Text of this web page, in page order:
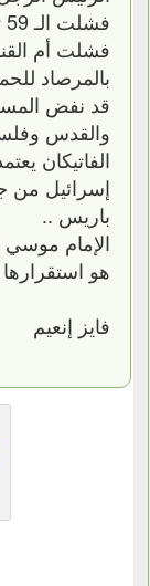
فشلت أم
بالمرصاد
قد نفض
والقدس
الفاتيكان
إسرائيل من
باريس ..
الإمام موسي
هو
فايز إنعيم